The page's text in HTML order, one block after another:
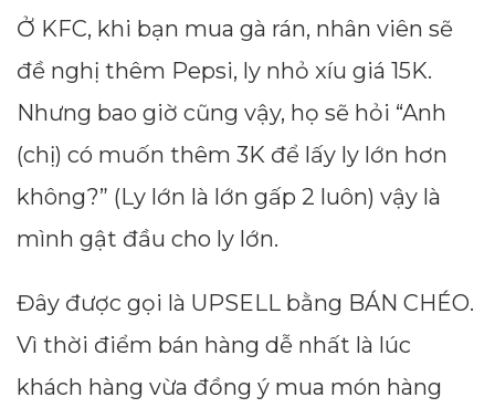
Ở KFC, khi bạn mua gà rán, nhân viên sẽ
đề nghị thêm Pepsi, ly nhỏ xíu giá 15K.
Nhưng bao giờ cũng vậy, họ sẽ hỏi “Anh
(chị) có muốn thêm 3K để lấy ly lớn hơn
không?” (Ly lớn là lớn gấp 2 luôn) vậy là
mình gật đầu cho ly lớn.
Đây được gọi là UPSELL bằng BÁN CHÉO.
Vì thời điểm bán hàng dễ nhất là lúc
khách hàng vừa đồng ý mua món hàng